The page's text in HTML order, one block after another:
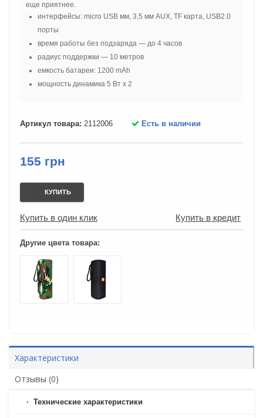
еще приятнее.
интерфейсы: micro USB мм, 3,5 мм AUX, TF карта, USB2.0
порты
время работы без подзаряда — до 4 часов
радиус поддержки — 10 метров
емкость батареи: 1200 mAh
мощность динамика 5 Вт x 2
Артикул товара: 2112006 Есть в наличии
155 грн
КУПИТЬ
Купить в один клик Купить в кредит
Другие цвета товара:
Характеристики
Отзывы (0)
Технические характеристики